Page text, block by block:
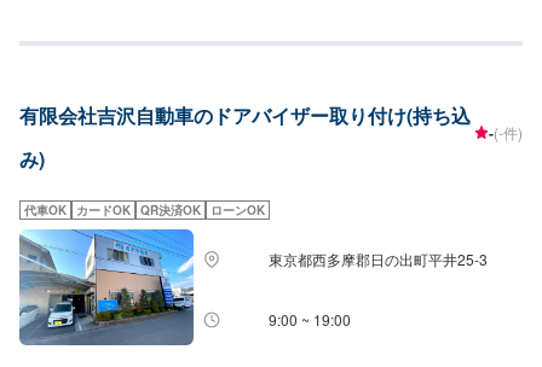
有限会社吉沢自動車のドアバイザー取り付け(持ち込
み)
-(-件)
代車OK カードOK QR決済OK ローンOK
東京都西多摩郡日の出町平井25-3
9:00 ~ 19:00